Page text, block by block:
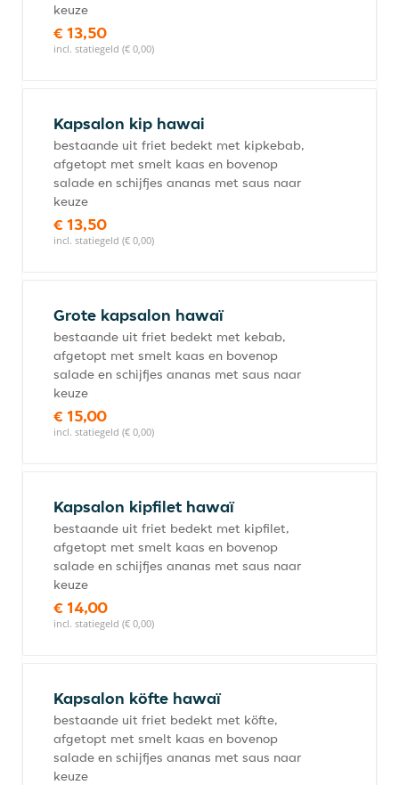
keuze
€ 13,50
incl. statiegeld (€ 0,00)
Kapsalon kip hawai
bestaande uit friet bedekt met kipkebab,
afgetopt met smelt kaas en bovenop
salade en schijfjes ananas met saus naar
keuze
€ 13,50
incl. statiegeld (€ 0,00)
Grote kapsalon hawaï
bestaande uit friet bedekt met kebab,
afgetopt met smelt kaas en bovenop
salade en schijfjes ananas met saus naar
keuze
€ 15,00
incl. statiegeld (€ 0,00)
Kapsalon kipfilet hawaï
bestaande uit friet bedekt met kipfilet,
afgetopt met smelt kaas en bovenop
salade en schijfjes ananas met saus naar
keuze
€ 14,00
incl. statiegeld (€ 0,00)
Kapsalon köfte hawaï
bestaande uit friet bedekt met köfte,
afgetopt met smelt kaas en bovenop
salade en schijfjes ananas met saus naar
keuze